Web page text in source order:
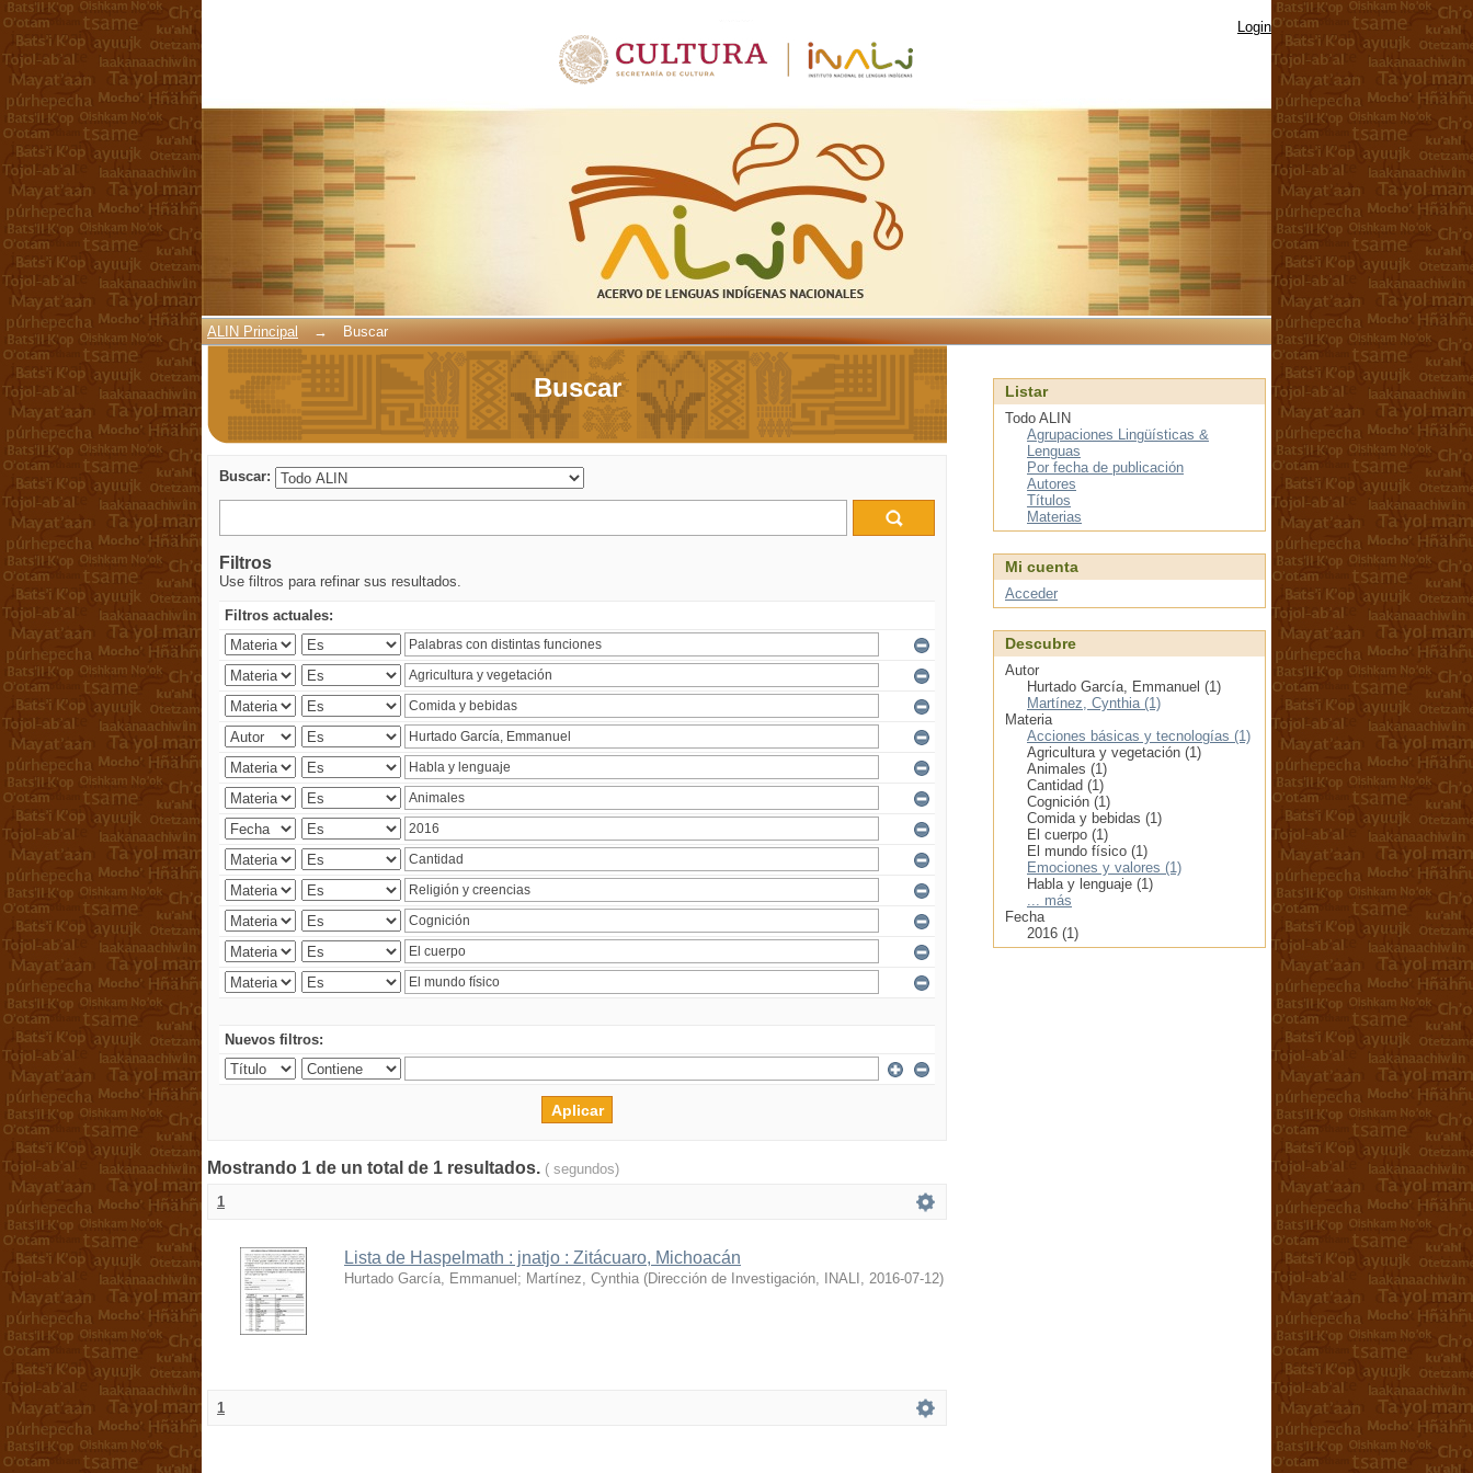
Login
ALIN Principal → Buscar
Buscar
Buscar:
Filtros
Use filtros para refinar sus resultados.
Filtros actuales:
Nuevos filtros:
Mostrando 1 de un total de 1 resultados. ( segundos)
1
Lista de Haspelmath : jnatjo : Zitácuaro, Michoacán
Hurtado García, Emmanuel ; Martínez, Cynthia (Dirección de Investigación, INALI , 2016-07-12)
1
Listar
Todo ALIN
Agrupaciones Lingüísticas &
Lenguas
Por fecha de publicación
Autores
Títulos
Materias
Mi cuenta
Acceder
Descubre
Autor
Hurtado García, Emmanuel (1)
Martínez, Cynthia (1)
Materia
Acciones básicas y tecnologías (1)
Agricultura y vegetación (1)
Animales (1)
Cantidad (1)
Cognición (1)
Comida y bebidas (1)
El cuerpo (1)
El mundo físico (1)
Emociones y valores (1)
Habla y lenguaje (1)
... más
Fecha
2016 (1)